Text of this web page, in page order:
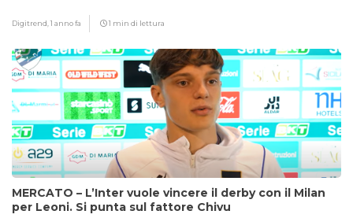
Digitrend,1 anno fa 1 min di lettura
MERCATO – L’Inter vuole vincere il derby con il Milan
per Leoni. Si punta sul fattore Chivu